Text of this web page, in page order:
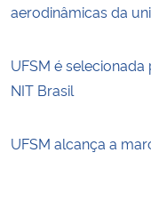
aerodinâmicas da
UFSM é
NIT Brasil
UFSM alcança a